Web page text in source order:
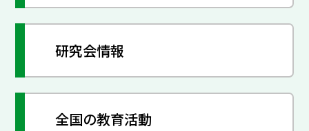
研究会情報
全国の教育活動